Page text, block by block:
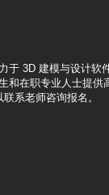
于 3D 建模与设计软
和在职专业人士提供
系老师咨询报名。